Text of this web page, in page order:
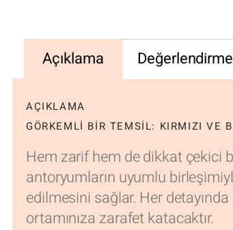
Açıklama
AÇIKLAMA
GÖRKEMLI BIR TEMSIL: KIRMIZI VE
Hem zarif hem de dikkat çekici
antoryumların uyumlu
edilmesini sağlar. Her
ortamınıza zarafet katacaktır.